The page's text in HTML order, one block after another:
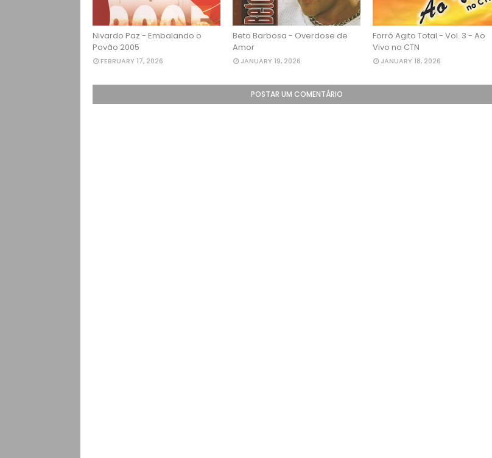
Nivardo Paz - Embalando o
Povão 2005
FEBRUARY 17, 2026
Beto Barbosa - Overdose de
Amor
JANUARY 19, 2026
Forró Agito Total - Vol. 3 - Ao
Vivo no CTN
JANUARY 18, 2026
POSTAR UM COMENTÁRIO